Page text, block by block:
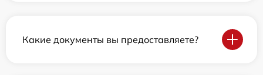
Какие документы вы предоставляете?